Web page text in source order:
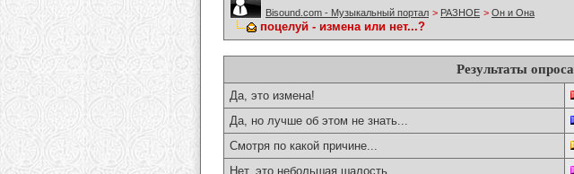
Bisound.com - Музыкальный портал > РАЗНОЕ > Он и Она
поцелуй - измена или нет...?
Результаты опроса
Да, это измена!
Да, но лучше об этом не знать...
Смотря по какой причине...
Нет, это небольшая шалость.